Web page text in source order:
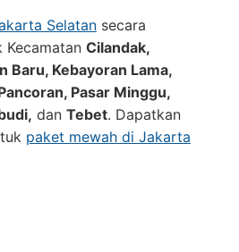
Selatansecara
Kecamatan Cilandak,
Baru, Kebayoran Lama,
Pasar Minggu,
dan Tebet. Dapatkan
paket mewah di Jakarta